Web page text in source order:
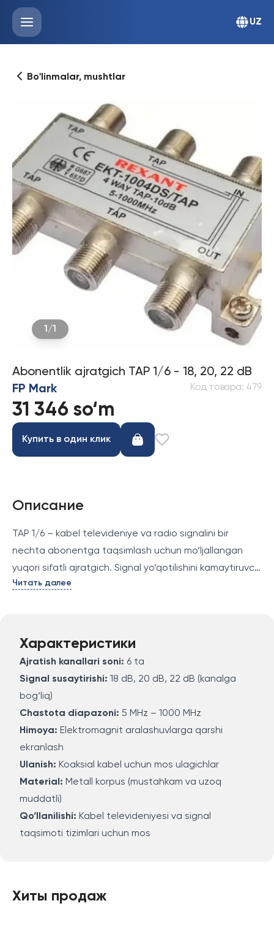
UZ
Bo'linmalar, mushtlar
1 /1
Abonentlik ajratgich ТАР 1/6 - 18, 20, 22 dB
FP Mark
Код товара: 479
31 346 so‘m
Купить в один клик
Описание
ТАР 1/6 – kabel televideniye va radio signalini bir
nechta abonentga taqsimlash uchun mo‘ljallangan
yuqori sifatli ajratgich. Signal yo‘qotilishini kamaytiruvchi
texnologiyalar bilan jihozlangan va har xil chastota
Читать далее
Характеристики
Ajratish kanallari soni: 6 ta
Signal susaytirishi: 18 dB, 20 dB, 22 dB (kanalga
bog‘liq)
Chastota diapazoni: 5 MHz – 1000 MHz
Himoya: Elektromagnit aralashuvlarga qarshi
ekranlash
Ulanish: Koaksial kabel uchun mos ulagichlar
Material: Metall korpus (mustahkam va uzoq
muddatli)
Qo‘llanilishi: Kabel televideniyesi va signal
taqsimoti tizimlari uchun mos
Хиты продаж